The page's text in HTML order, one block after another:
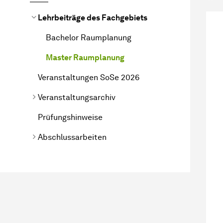
Lehrbeiträge des Fachgebiets
Bachelor Raumplanung
Master Raumplanung
Veranstaltungen SoSe 2026
Veranstaltungsarchiv
Prüfungshinweise
Abschlussarbeiten